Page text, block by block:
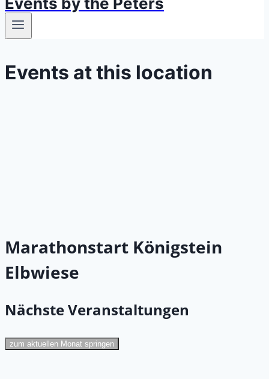
Events at this location
Marathonstart Königstein
Elbwiese
Nächste Veranstaltungen
zum aktuellen Monat springen